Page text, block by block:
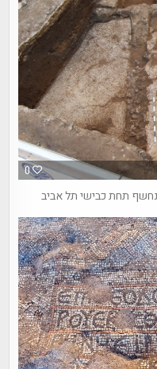
0
תחת כבישי תל אביב